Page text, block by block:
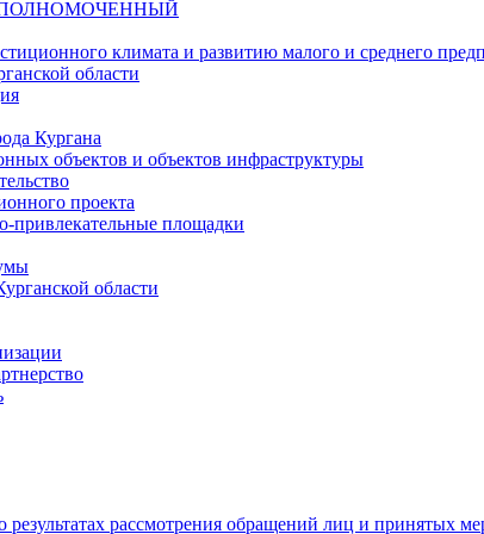
климата и развитию малого и среднего
области
Кургана
объектов и объектов инфраструктуры
проекта
привлекательные площадки
области
рассмотрения обращений лиц и принятых